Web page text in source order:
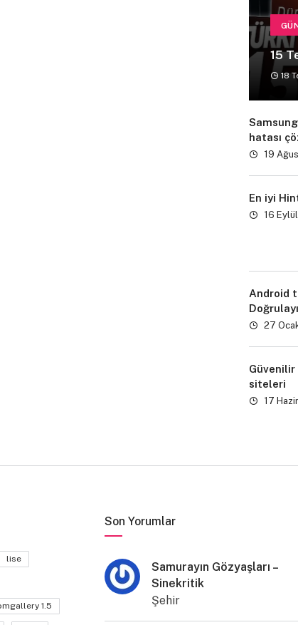
15
18
hatası
19
En iyi
16
Android
sorunu”
27
siteleri
17
lise
1.5
Son Yorumlar
Samurayın Gözyaşları –
Sinekritik
Şehir